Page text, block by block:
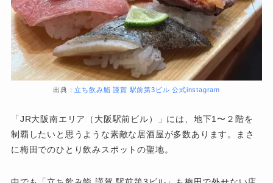
出典：立ち飲み鮨 謹賀 駅前第3ビル 公式instagram
「JR大阪南エリア（大阪駅前ビル）」には、地下1〜２階を
制覇したいと思うような素敵な居酒屋が多数あります。まさ
に梅田でのひとり飲みスポットの聖地。